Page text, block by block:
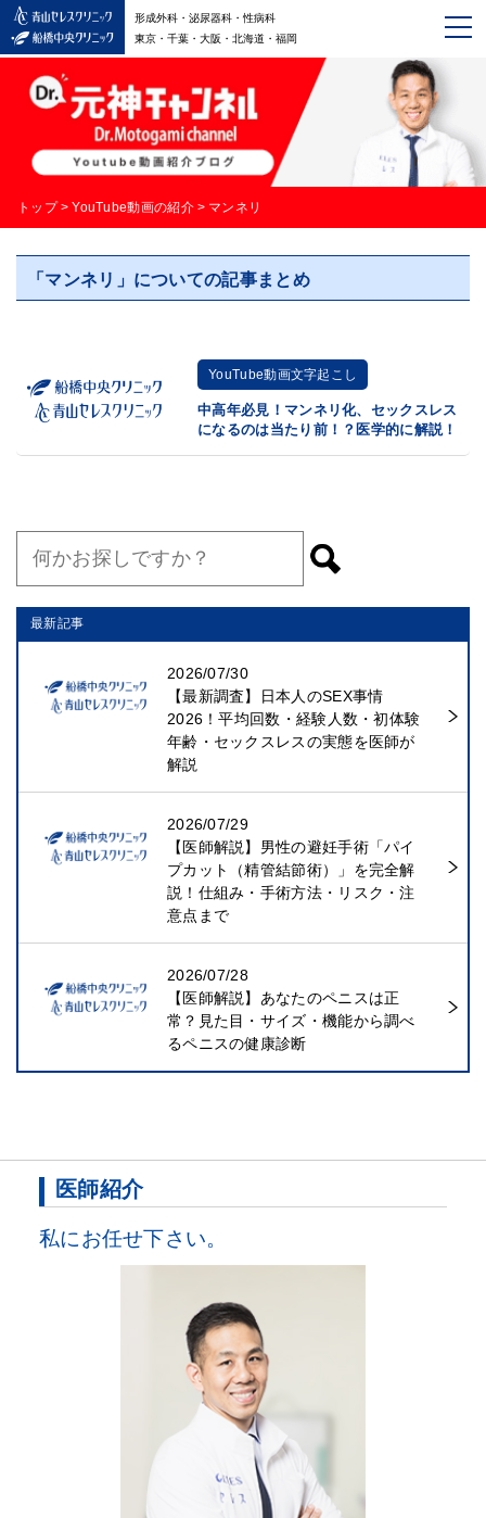
形成外科・泌尿器科・性病科
東京・千葉・大阪・北海道・福岡
トップ > YouTube動画の紹介 > マンネリ
「マンネリ」についての記事まとめ
YouTube動画文字起こし
中高年必見！マンネリ化、セックスレス
になるのは当たり前！？医学的に解説！
最新記事
2026/07/30
【最新調査】日本人のSEX事情
2026！平均回数・経験人数・初体験
年齢・セックスレスの実態を医師が
解説
2026/07/29
【医師解説】男性の避妊手術「パイ
プカット（精管結節術）」を完全解
説！仕組み・手術方法・リスク・注
意点まで
2026/07/28
【医師解説】あなたのペニスは正
常？見た目・サイズ・機能から調べ
るペニスの健康診断
医師紹介
私にお任せ下さい。